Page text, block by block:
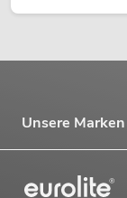
Unsere Marken